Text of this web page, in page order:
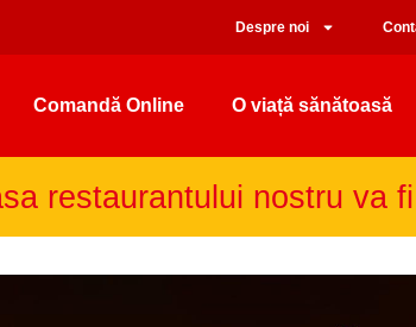
Despre noi
Comandă Online O viață sănătoasă
restaurantului nostru va